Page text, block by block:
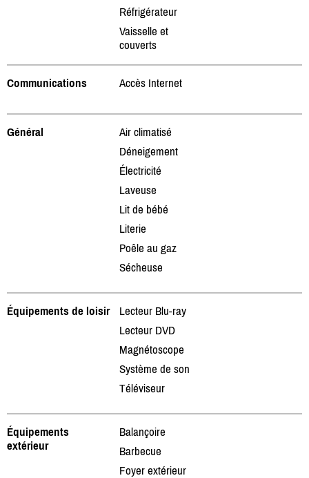
Réfrigérateur
Vaisselle et
couverts
Communications Accès Internet
Général
Air climatisé
Déneigement
Électricité
Laveuse
Lit de bébé
Literie
Poêle au gaz
Sécheuse
Équipements de loisir
Lecteur Blu-ray
Lecteur DVD
Magnétoscope
Système de son
Téléviseur
Équipements
extérieur
Balançoire
Barbecue
Foyer extérieur